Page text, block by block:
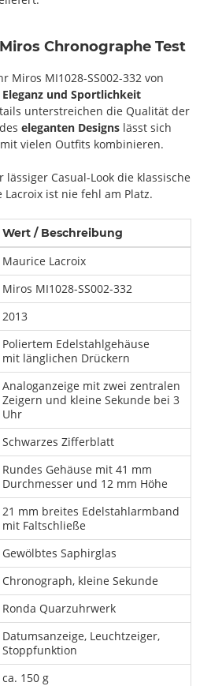
Chronographe Test
Miros MI1028-SS002-332 von
Eleganz und Sportlichkeit
unterstreichen die Qualität der
eleganten Designs lässt sich
vielen Outfits kombinieren.
lässiger Casual-Look die klassische
ist nie fehl am Platz.
Wert / Beschreibung
Maurice Lacroix
Miros MI1028-SS002-332
2013
Poliertem Edelstahlgehäuse
mit länglichen Drückern
Analoganzeige mit zwei zentralen
Zeigern und kleine Sekunde bei 3
Uhr
Schwarzes Zifferblatt
Rundes Gehäuse mit 41 mm
Durchmesser und 12 mm Höhe
21 mm breites Edelstahlarmband
mit Faltschließe
Gewölbtes Saphirglas
Chronograph, kleine Sekunde
Ronda Quarzuhrwerk
Datumsanzeige, Leuchtzeiger,
Stoppfunktion
ca. 150 g